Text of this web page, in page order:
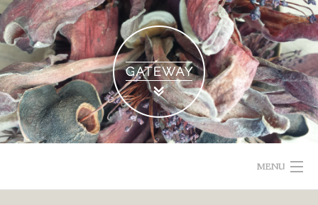
Skip
to
content
MENU